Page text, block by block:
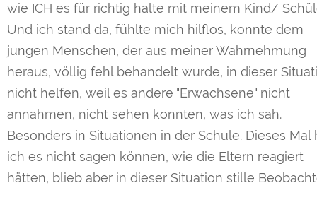
wie ICH es für richtig halte mit meinem Kind/
Und ich stand da, fühlte mich hilflos, konnte dem
jungen Menschen, der aus meiner Wahrnehmung
heraus, völlig fehl behandelt wurde, in dieser
nicht helfen, weil es andere "Erwachsene" nicht
annahmen, nicht sehen konnten, was ich sah.
Besonders in Situationen in der Schule. Dieses Mal
ich es nicht sagen können, wie die Eltern reagiert
hätten, blieb aber in dieser Situation stille